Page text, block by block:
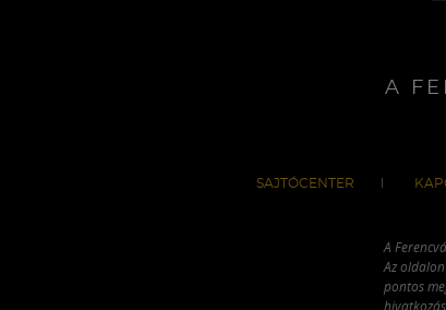
A
SAJTÓCENTER
A
Az
pontos